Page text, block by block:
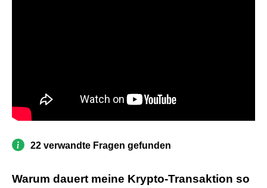
22 verwandte Fragen gefunden
Warum dauert meine Krypto-Transaktion so